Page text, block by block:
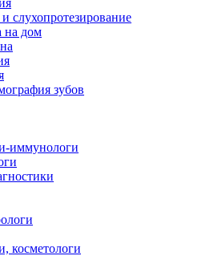
слухопротезирование
на дом
зубов
иммунологи
косметологи